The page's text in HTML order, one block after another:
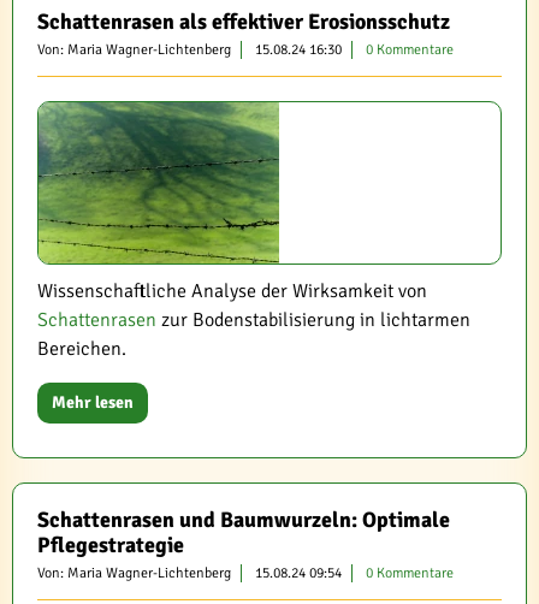
Schattenrasen als effektiver Erosionsschutz
Von: Maria Wagner-Lichtenberg 15.08.24 16:30 0 Kommentare
Wissenschaftliche Analyse der Wirksamkeit von
Schattenrasen zur Bodenstabilisierung in lichtarmen
Bereichen.
Mehr lesen
Schattenrasen und Baumwurzeln: Optimale
Pflegestrategie
Von: Maria Wagner-Lichtenberg 15.08.24 09:54 0 Kommentare